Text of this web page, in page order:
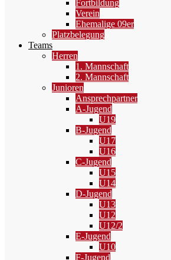
Fortbildung
Verein
Ehemalige 09er
Platzbelegung
Teams
Herren
1. Mannschaft
2. Mannschaft
Junioren
Ansprechpartner
A-Jugend
U19
B-Jugend
U17
U16
C-Jugend
U15
U14
D-Jugend
U13
U12
U12/2
E-Jugend
U10
F-Jugend